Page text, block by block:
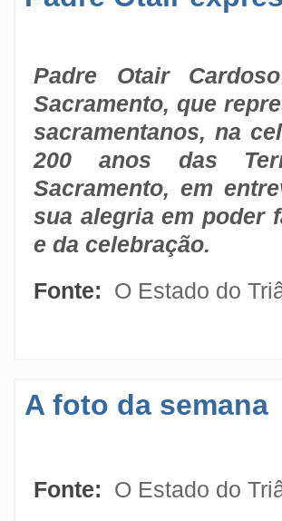
Padre Otair
Sacramento, que
sacramentanos, na
200 anos das
Sacramento, em
sua alegria em poder
e da celebração.
Fonte:
O Estado do
A foto da semana
Fonte: O Estado do